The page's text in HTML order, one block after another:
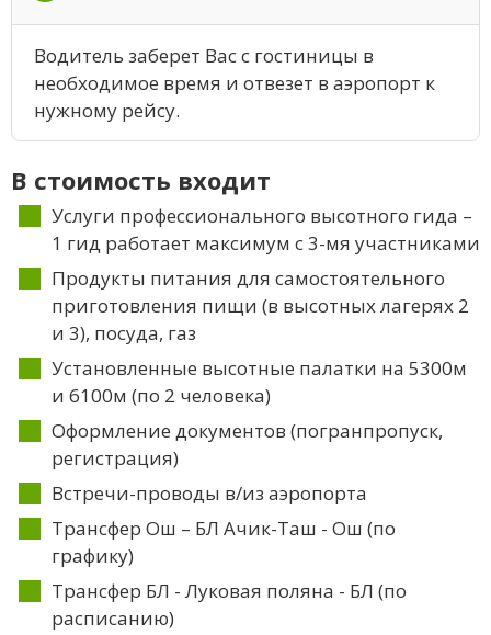
Водитель заберет Вас с гостиницы в
необходимое время и отвезет в аэропорт к
нужному рейсу.
В стоимость входит
Услуги профессионального высотного гида –
1 гид работает максимум с 3-мя участниками
Продукты питания для самостоятельного
приготовления пищи (в высотных лагерях 2
и 3), посуда, газ
Установленные высотные палатки на 5300м
и 6100м (по 2 человека)
Оформление документов (погранпропуск,
регистрация)
Встречи-проводы в/из аэропорта
Трансфер Ош – БЛ Ачик-Таш - Ош (по
графику)
Трансфер БЛ - Луковая поляна - БЛ (по
расписанию)